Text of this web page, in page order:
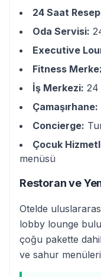
24 Saat
Oda Servisi:
Executive
Fitness
İş Merkezi: 24
Çamaşırhane:
Concierge:
Çocuk
menüsü
Restoran ve
Otelde
lobby lounge
çoğu pakette
ve sahur